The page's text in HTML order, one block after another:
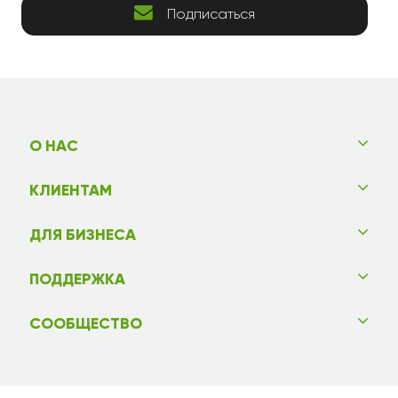
Подписаться
О НАС
КЛИЕНТАМ
ДЛЯ БИЗНЕСА
ПОДДЕРЖКА
СООБЩЕСТВО